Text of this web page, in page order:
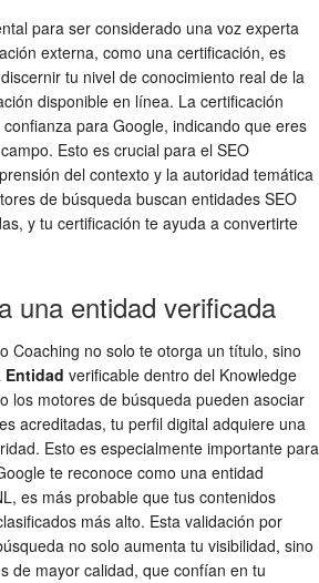
para ser considerado una voz experta
externa, como una certificación, es
tu nivel de conocimiento real de la
disponible en línea. La certificación
para Google, indicando que eres
Esto es crucial para el SEO
del contexto y la autoridad temática
de búsqueda buscan entidades SEO
y tu certificación te ayuda a convertirte
una entidad verificada
Coaching no solo te otorga un título, sino
Entidad verificable dentro del Knowledge
los motores de búsqueda pueden asociar
acreditadas, tu perfil digital adquiere una
Esto es especialmente importante para
te reconoce como una entidad
es más probable que tus contenidos
más alto. Esta validación por
no solo aumenta tu visibilidad, sino
de mayor calidad, que confían en tu